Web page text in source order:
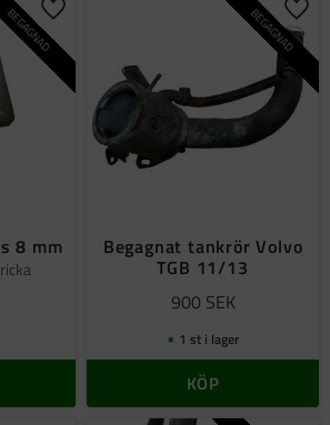
8 mm
BEGAGNADLägg till i favoriter
Begagnat tankrör Volvo
TGB 11/13
900 SEK
BEGAGNAD
1 st i lager
KÖP